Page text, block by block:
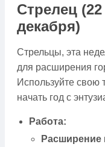
Стрелец
декабря)
Стрельцы, эта
для расширения
Используйте свою
начать год с
Работа:
Расширение